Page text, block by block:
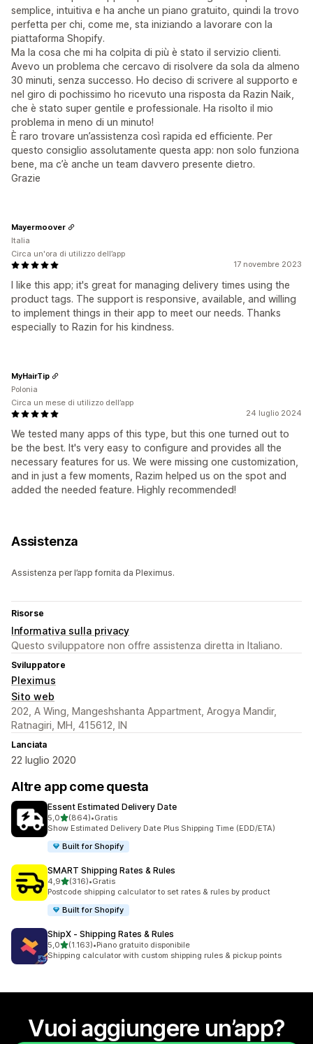
semplice, intuitiva e ha anche un piano gratuito, quindi la trovo
perfetta per chi, come me, sta iniziando a lavorare con la
piattaforma Shopify.
Ma la cosa che mi ha colpita di più è stato il servizio clienti.
Avevo un problema che cercavo di risolvere da sola da almeno
30 minuti, senza successo. Ho deciso di scrivere al supporto e
nel giro di pochissimo ho ricevuto una risposta da Razin Naik,
che è stato super gentile e professionale. Ha risolto il mio
problema in meno di un minuto!
È raro trovare un’assistenza così rapida ed efficiente. Per
questo consiglio assolutamente questa app: non solo funziona
bene, ma c’è anche un team davvero presente dietro.
Grazie
17 novembre 2023
I like this app; it's great for managing delivery times using the
product tags. The support is responsive, available, and willing
to implement things in their app to meet our needs. Thanks
especially to Razin for his kindness.
Mayermoover
Italia
Circa un'ora di utilizzo dell’app
24 luglio 2024
We tested many apps of this type, but this one turned out to
be the best. It's very easy to configure and provides all the
necessary features for us. We were missing one customization,
and in just a few moments, Razim helped us on the spot and
added the needed feature. Highly recommended!
MyHairTip
Polonia
Circa un mese di utilizzo dell’app
Assistenza
Assistenza per l’app fornita da Pleximus.
Risorse
Informativa sulla privacy
Questo sviluppatore non offre assistenza diretta in Italiano.
Sviluppatore
Pleximus
Sito web
202, A Wing, Mangeshshanta Appartment, Arogya Mandir,
Ratnagiri, MH, 415612, IN
Lanciata
22 luglio 2020
Altre app come questa
Essent Estimated Delivery Date
5,0stelle su 5
(864)
864 recensioni totali
•Gratis
Show Estimated Delivery Date Plus Shipping Time (EDD/ETA)
Built for Shopify
SMART Shipping Rates & Rules
4,9stelle su 5
(316)
316 recensioni totali
•Gratis
Postcode shipping calculator to set rates & rules by product
Built for Shopify
ShipX ‑ Shipping Rates & Rules
5,0stelle su 5
(1.163)
1163 recensioni totali
•Piano gratuito disponibile
Shipping calculator with custom shipping rules & pickup points
Vuoi aggiungere un’app?